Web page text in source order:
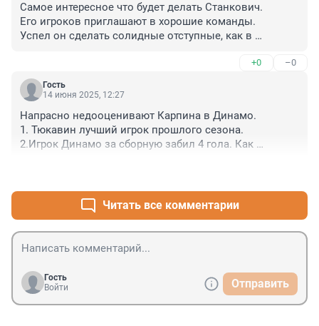
Это огромное преимущество когда тренер клуба ещё
и тренер сборной.
Самое интересное что будет делать Станкович.
Его игроков приглашают в хорошие команды.
Успел он сделать солидные отступные, как в
+0 –0
Гость
14 июня 2025, 12:27
Напрасно недооценивают Карпина в Динамо.
1. Тюкавин лучший игрок прошлого сезона.
2.Игрок Динамо за сборную забил 4 гола. Как
игроков из Ростова.
Динамо будет бороться за место с ЦСКА.
Локомотив 4.
Спартак в лучшем случае 5.
Читать все комментарии
Гость
Войти
Отправить